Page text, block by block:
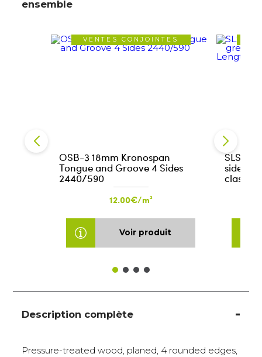
ensemble
VENTES CONJOINTES
OSB-3 18mm Kronospan
Tongue and Groove 4 Sides
2440/590
12.00€/m²
Voir produit
SLS
sides -
class III
Description complète
Pressure-treated wood, planed, 4 rounded edges,